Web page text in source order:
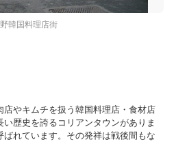
韓国料理店街
やキムチを扱う韓国料理店・食材店
歴史を誇るコリアンタウンがありま
れています。その発祥は戦後間もな